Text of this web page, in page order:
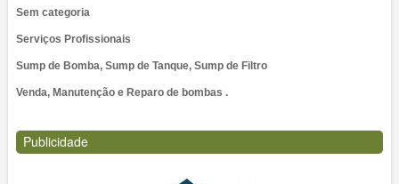
Sem categoria
Serviços Profissionais
Sump de Bomba, Sump de Tanque, Sump de Filtro
Venda, Manutenção e Reparo de bombas .
Publicidade